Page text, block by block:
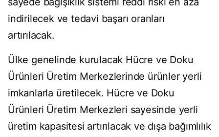
indirilecek ve tedavi başarı oranları
artırılacak.
Ülke genelinde kurulacak Hücre ve Doku
Ürünleri Üretim Merkezlerinde ürünler yerli
imkanlarla üretilecek. Hücre ve Doku
Ürünleri Üretim Merkezleri sayesinde yerli
üretim kapasitesi artırılacak ve dışa bağımlılık